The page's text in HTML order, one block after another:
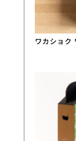
ワカショク